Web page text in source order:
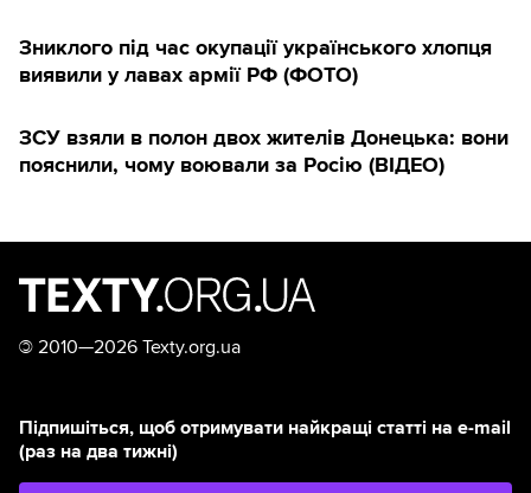
Зниклого під час окупації українського хлопця
виявили у лавах армії РФ (ФОТО)
ЗСУ взяли в полон двох жителів Донецька: вони
пояснили, чому воювали за Росію (ВІДЕО)
© 2010—2026 Texty.org.ua
Підпишіться, щоб отримувати найкращі статті на e-mail
(раз на два тижні)